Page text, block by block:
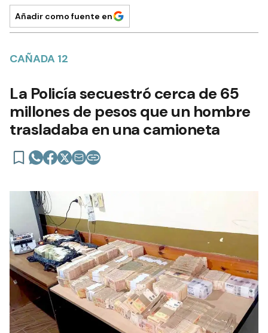
Añadir como fuente en
CAÑADA 12
La Policía secuestró cerca de 65
millones de pesos que un hombre
trasladaba en una camioneta